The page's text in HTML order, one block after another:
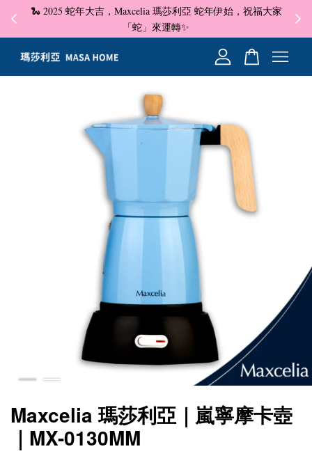
🐍 2025 蛇年大吉，Maxcelia 瑪莎利亞 蛇年伊始，祝福大家
「蛇」來運轉✨
✦
Maxcelia 瑪莎利亞｜嵐寧摩卡壺
｜MX-0130MM
您的購物車目前還是空的。
繼續購物